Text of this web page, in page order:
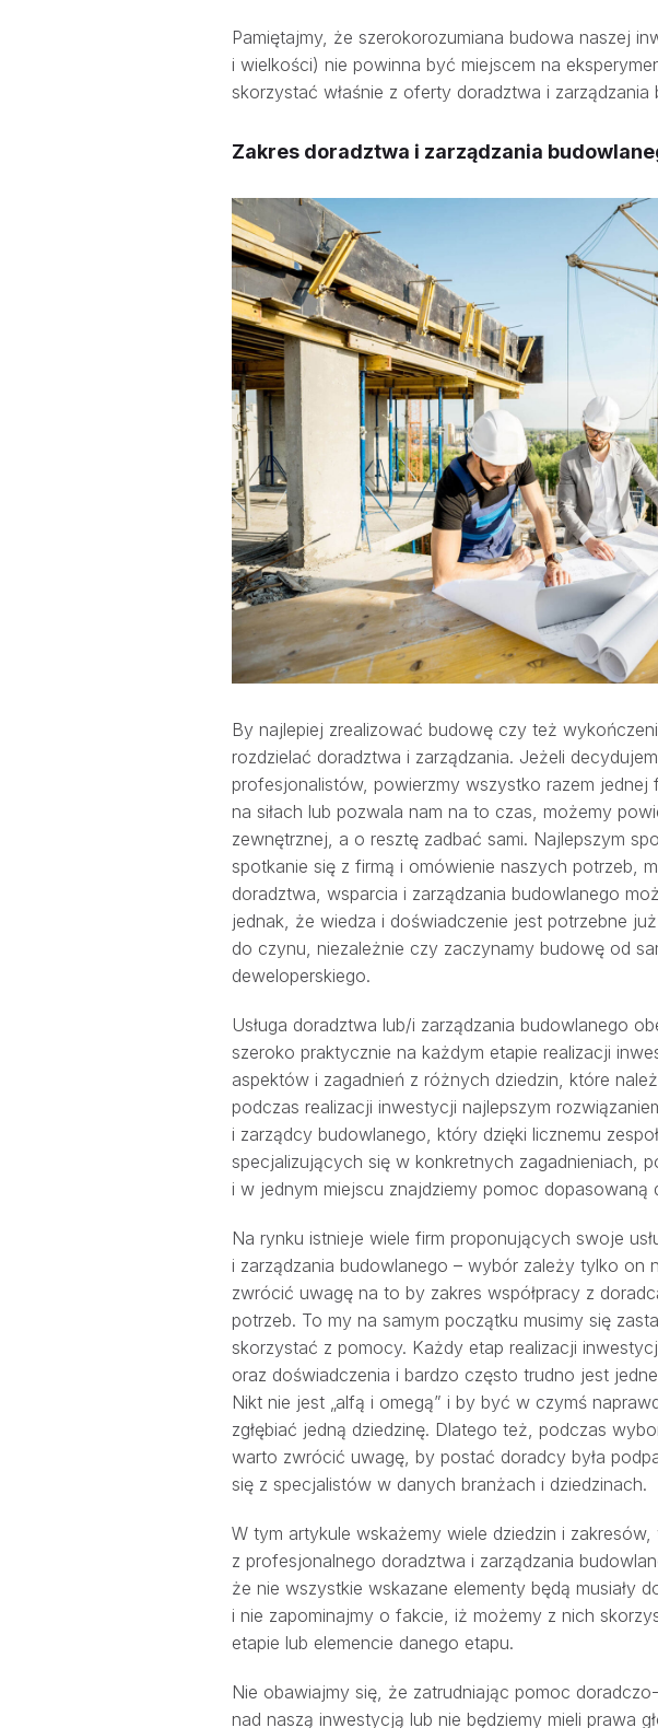
Pamiętajmy, że szerokorozumiana budowa naszej
i wielkości) nie powinna być miejscem na
skorzystać właśnie z oferty doradztwa i zarządzania
Zakres doradztwa i zarządzania
By najlepiej zrealizować budowę czy też
rozdzielać doradztwa i zarządzania. Jeżeli
profesjonalistów, powierzmy wszystko razem jednej
na siłach lub pozwala nam na to czas, możemy
zewnętrznej, a o resztę zadbać sami. Najlepszym
spotkanie się z firmą i omówienie naszych potrzeb,
doradztwa, wsparcia i zarządzania budowlanego
jednak, że wiedza i doświadczenie jest potrzebne
do czynu, niezależnie czy zaczynamy budowę od
deweloperskiego.
Usługa doradztwa lub/i zarządzania budowlanego
szeroko praktycznie na każdym etapie realizacji
aspektów i zagadnień z różnych dziedzin, które
podczas realizacji inwestycji najlepszym
i zarządcy budowlanego, który dzięki licznemu
specjalizujących się w konkretnych zagadnieniach,
i w jednym miejscu znajdziemy pomoc dopasowaną
Na rynku istnieje wiele firm proponujących swoje
i zarządzania budowlanego – wybór zależy tylko on
zwrócić uwagę na to by zakres współpracy z
potrzeb. To my na samym początku musimy się
skorzystać z pomocy. Każdy etap realizacji
oraz doświadczenia i bardzo często trudno jest
Nikt nie jest „alfą i omegą” i by być w czymś
zgłębiać jedną dziedzinę. Dlatego też, podczas
warto zwrócić uwagę, by postać doradcy była
się z specjalistów w danych branżach i dziedzinach.
W tym artykule wskażemy wiele dziedzin i
z profesjonalnego doradztwa i zarządzania
że nie wszystkie wskazane elementy będą musiały
i nie zapominajmy o fakcie, iż możemy z nich
etapie lub elemencie danego etapu.
Nie obawiajmy się, że zatrudniając pomoc
nad naszą inwestycją lub nie będziemy mieli prawa